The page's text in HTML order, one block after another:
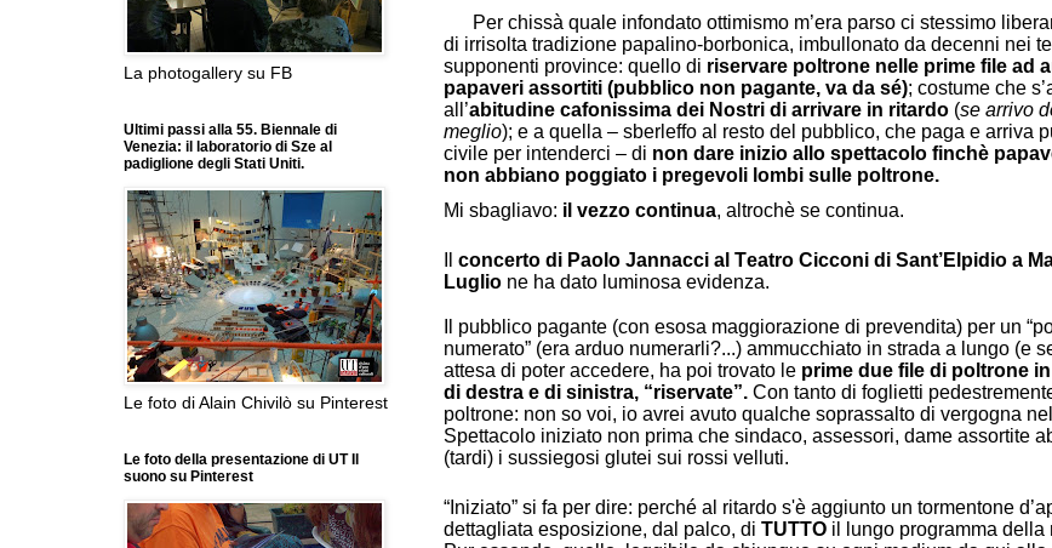
Per chissà quale infondato ottimismo m’era parso ci stessimo
di irrisolta tradizione papalino-borbonica, imbullonato da decenni nei
supponenti province: quello di riservare poltrone nelle prime file ad
papaveri assortiti (pubblico non pagante, va da sé); costume che
all’abitudine cafonissima dei Nostri di arrivare in ritardo (se arrivo
meglio); e a quella – sberleffo al resto del pubblico, che paga e arriva
civile per intenderci – di non dare inizio allo spettacolo finchè
non abbiano poggiato i pregevoli lombi sulle poltrone.
Mi sbagliavo: il vezzo continua, altrochè se continua.
concerto di Paolo Jannacci al Teatro Cicconi di Sant’Elpidio a
Luglio ne ha dato luminosa evidenza.
Il pubblico pagante (con esosa maggiorazione di prevendita) per un
numerato” (era arduo numerarli?...) ammucchiato in strada a lungo (e
attesa di poter accedere, ha poi trovato le prime due file di poltrone
di destra e di sinistra, “riservate”. Con tanto di foglietti
poltrone: non so voi, io avrei avuto qualche soprassalto di vergogna
Spettacolo iniziato non prima che sindaco, assessori, dame assortite
(tardi) i sussiegosi glutei sui rossi velluti.
“Iniziato” si fa per dire: perché al ritardo s'è aggiunto un tormentone
dettagliata esposizione, dal palco, di TUTTO il lungo programma della
La photogallery su FB
Ultimi passi alla 55. Biennale di
Venezia: il laboratorio di Sze al
padiglione degli Stati Uniti.
Le foto di Alain Chivilò su Pinterest
Le foto della presentazione di UT Il
suono su Pinterest